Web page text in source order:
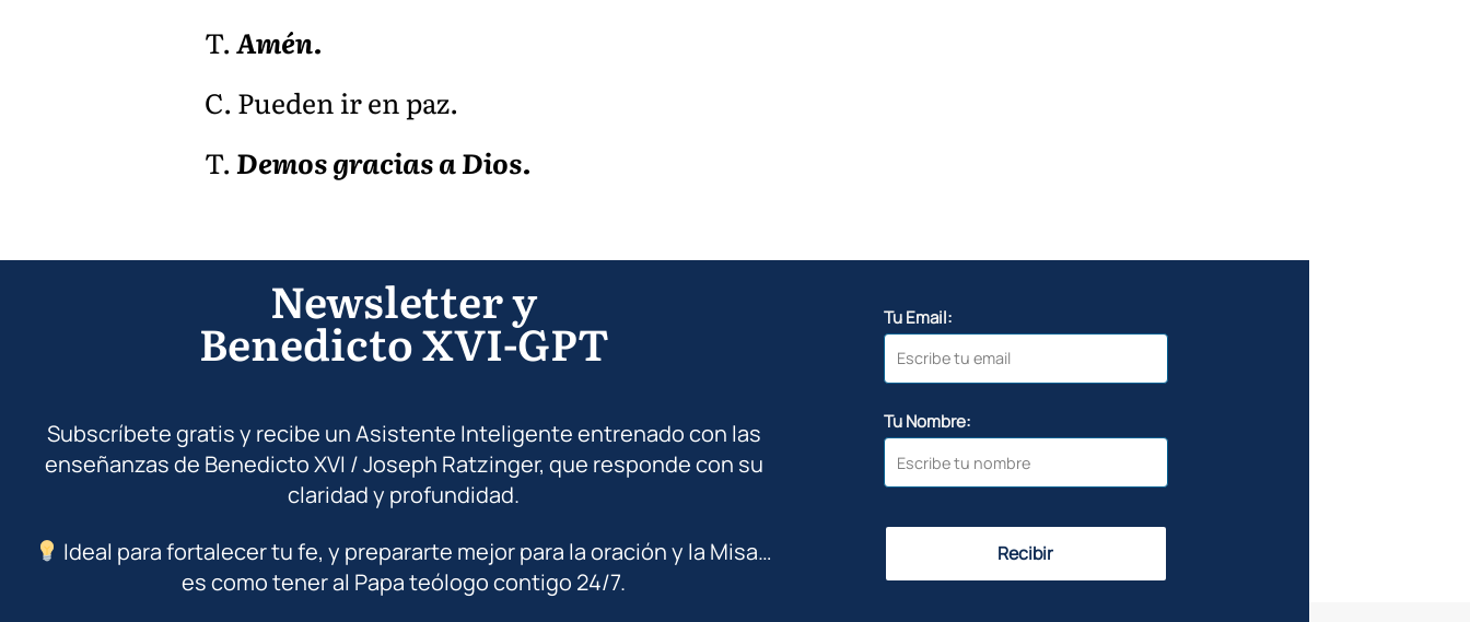
T.Amén.
C. Pueden ir en paz.
T.Demos gracias a Dios.
Newsletter y
Benedicto XVI-GPT
Subscríbete gratis y recibe un Asistente Inteligente entrenado con las
enseñanzas de Benedicto XVI / Joseph Ratzinger, que responde con su
claridad y profundidad.
Ideal para fortalecer tu fe, y prepararte mejor para la oración y la Misa…
es como tener al Papa teólogo contigo 24/7.
Tu Email:
Tu Nombre:
Recibir